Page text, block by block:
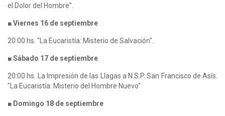
el Dolor del Hombre".
■ Viernes 16 de septiembre
20:00 hs. "La Eucaristía: Misterio de Salvación".
■ Sábado 17 de septiembre
20:00 hs. La Impresión de las Llagas a N.S.P. San Francisco de Asís.
"La Eucaristía: Misterio del Hombre Nuevo"
■ Domingo 18 de septiembre